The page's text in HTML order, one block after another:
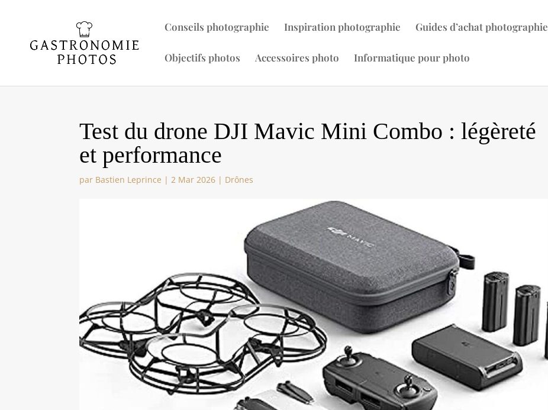
Conseils photographie Inspiration photographie Guides d’achat photographie
Objectifs photos Accessoires photo Informatique pour photo
Test du drone DJI Mavic Mini Combo : légèreté
et performance
par Bastien Leprince |2 Mar 2026 | Drônes